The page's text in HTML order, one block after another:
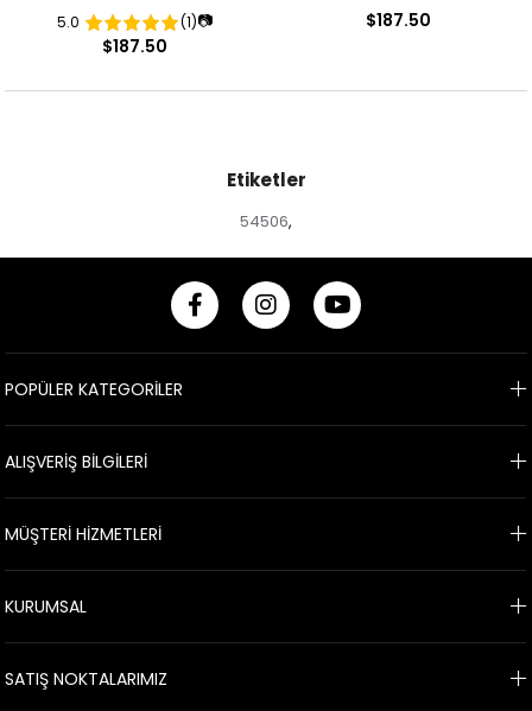
Desenli Abiye Elbise
5.0 (1)📷
$187.50
$187.50
Etiketler
54506,
POPÜLER KATEGORİLER
ALIŞVERİŞ BİLGİLERİ
MÜŞTERİ HİZMETLERİ
KURUMSAL
SATIŞ NOKTALARIMIZ